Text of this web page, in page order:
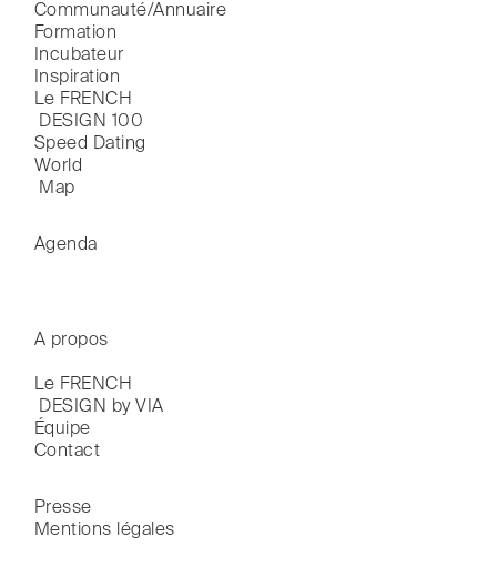
Communauté/Annuaire
Formation
Incubateur
Inspiration
Le FRENCH
DESIGN 100
Speed Dating
World
Map
Agenda
A propos
Le FRENCH
DESIGN by VIA
Équipe
Contact
Presse
Mentions légales